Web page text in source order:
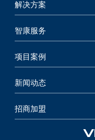
解决方案
智康服务
项目案例
新闻动态
招商加盟